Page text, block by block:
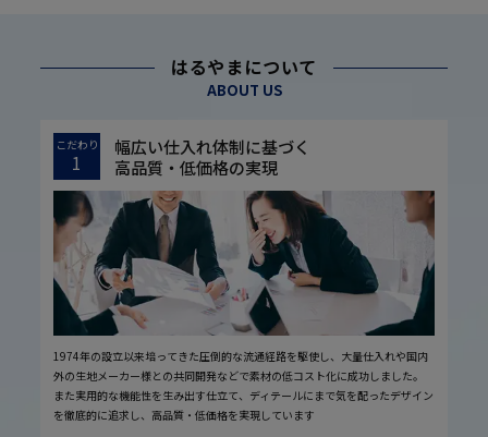
はるやまについて
ABOUT US
こだわり
1
幅広い仕入れ体制に基づく
高品質・低価格の実現
1974年の設立以来培ってきた圧倒的な流通経路を駆使し、大量仕入れや国内
外の生地メーカー様との共同開発などで素材の低コスト化に成功しました。
また実用的な機能性を生み出す仕立て、ディテールにまで気を配ったデザイン
を徹底的に追求し、高品質・低価格を実現しています